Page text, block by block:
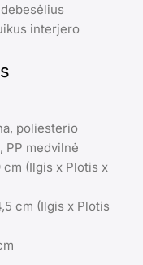
interjero
poliesterio
PP medvilnė
cm (Ilgis x Plotis x
cm (Ilgis x Plotis